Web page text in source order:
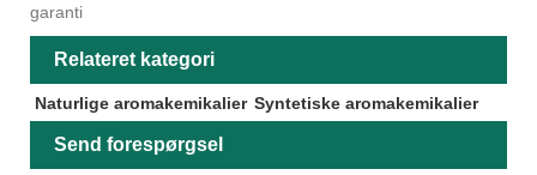
garanti
Relateret kategori
Naturlige aromakemikalier Syntetiske aromakemikalier
Send forespørgsel